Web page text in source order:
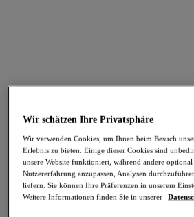
So angesagt! Top-
Wir schätzen Ihre Privatsphäre
Wir verwenden Cookies, um Ihnen beim Besuch
Erlebnis zu bieten. Einige dieser Cookies sind
unsere Website funktioniert, während andere
Nutzererfahrung anzupassen, Analysen
liefern. Sie können Ihre Präferenzen in unserem
Weitere Informationen finden Sie in unserer